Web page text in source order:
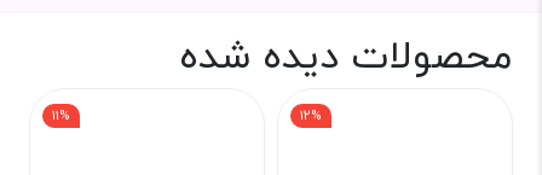
محصولات دیده شده
12%
11%